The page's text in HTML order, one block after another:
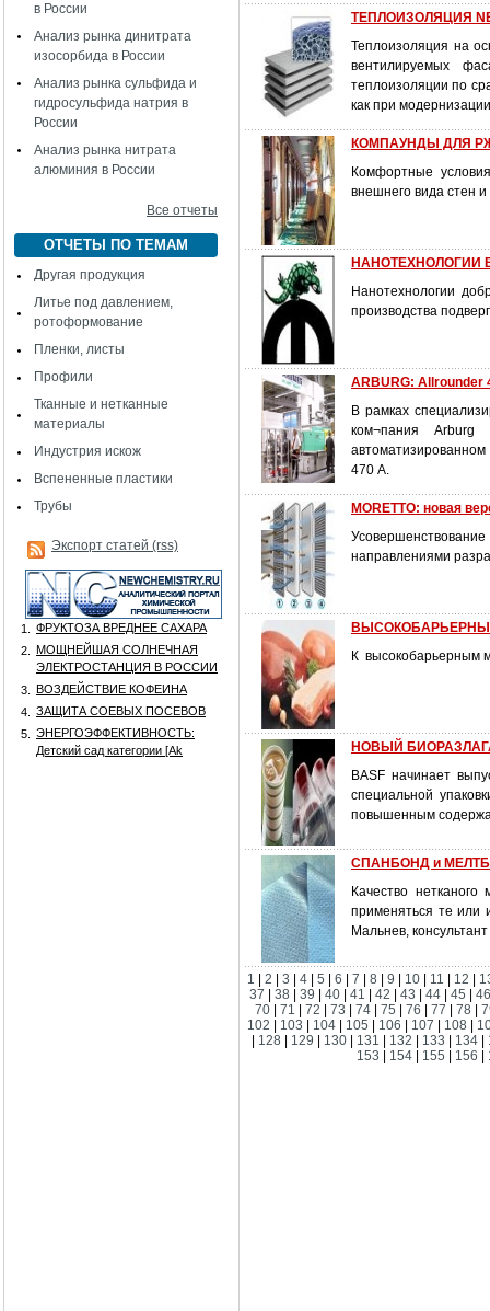
в России
Анализ рынка динитрата
изосорбида в России
Анализ рынка сульфида и
гидросульфида натрия в
России
Анализ рынка нитрата
алюминия в России
Все отчеты
ОТЧЕТЫ ПО ТЕМАМ
Другая продукция
Литье под давлением,
ротоформование
Пленки, листы
Профили
Тканные и нетканные
материалы
Индустрия искож
Вспененные пластики
Трубы
Экспорт статей (rss)
1.
ФРУКТОЗА ВРЕДНЕЕ САХАРА
2.
МОЩНЕЙШАЯ СОЛНЕЧНАЯ
ЭЛЕКТРОСТАНЦИЯ В РОССИИ
3.
ВОЗДЕЙСТВИЕ КОФЕИНА
4.
ЗАЩИТА СОЕВЫХ ПОСЕВОВ
5.
ЭНЕРГОЭФФЕКТИВНОСТЬ:
Детский сад категории [Аk
ТЕПЛОИЗОЛЯЦИЯ
Теплоизоляция на
вентилируемых
теплоизоляции по
как при
КОМПАУНДЫ ДЛЯ
Комфортные
внешнего вида стен
НАНОТЕХНОЛОГИИ
Нанотехнологии
производства
ARBURG: Allrounder
В рамках
ком¬пания Arburg
470 А.
MORETTO: новая
направлениями
К высокобарьерным
НОВЫЙ
BASF начинает
специальной
повышенным
СПАНБОНД и
Качество
применяться те или
Мальнев,
1 2 3 4 5 6 7 8 9 10 11 12
37
|38 |39 |40 |41 |42 |43 |44 |45 |
70
71 72 73 74 75 76 77 78
102
103 104 105 106 107 108
128 129 130 131 132 133 134
153
154 155 156